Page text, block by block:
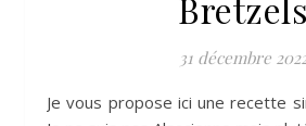
31 décembre
Je vous propose ici une recette simple de Bretzels.